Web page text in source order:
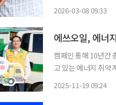
2026-03-08 09:33
에쓰오일, 에너
캠페인 통해 10년간 총 24.5억 지원 에쓰오일(S-OIL)
고 있는 에너지 취약
2025-11-19 09:24